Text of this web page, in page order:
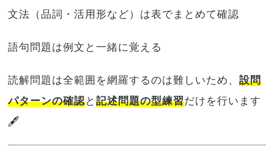
文法（品詞・活用形など）は表でまとめて確認
語句問題は例文と一緒に覚える
読解問題は全範囲を網羅するのは難しいため、設問
パターンの確認と記述問題の型練習だけを行います
🖋️